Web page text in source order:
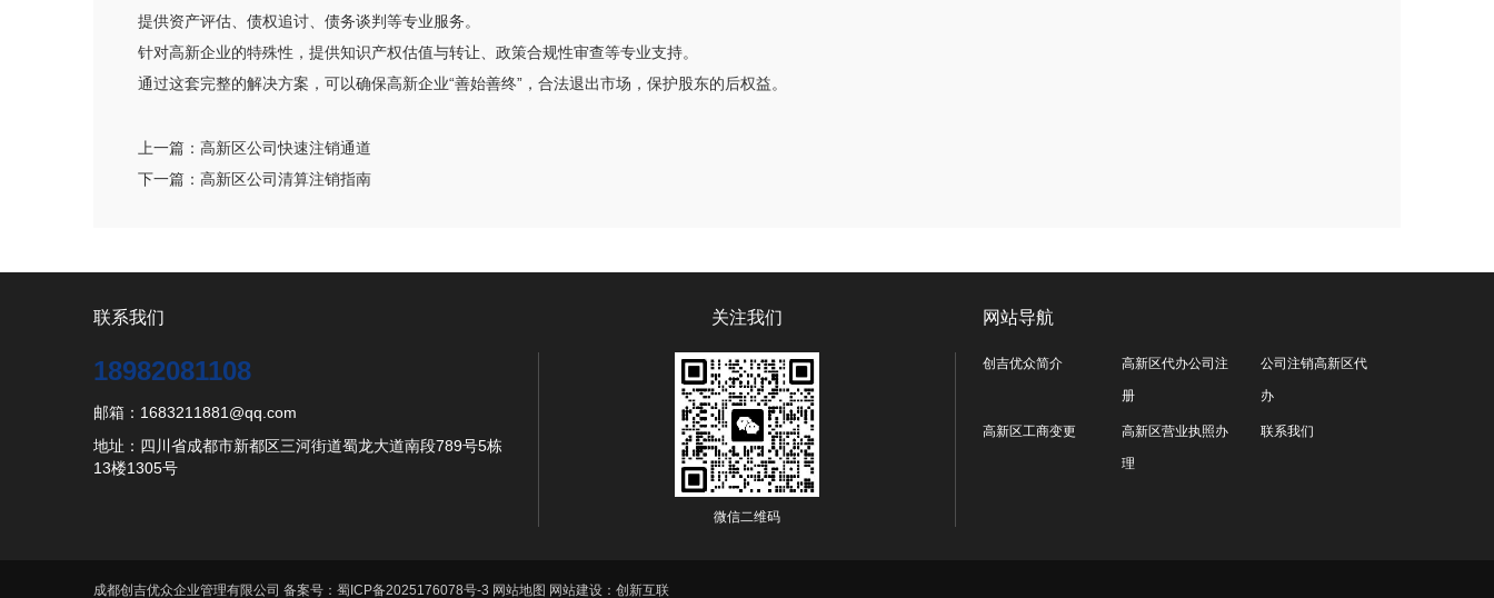
提供资产评估、债权追讨、债务谈判等专业服务。
针对高新企业的特殊性，提供知识产权估值与转让、政策合规性审查等专业支持。
通过这套完整的解决方案，可以确保高新企业“善始善终”，合法退出市场，保护股东的后权益。
上一篇： 高新区公司快速注销通道
下一篇： 高新区公司清算注销指南
联系我们
18982081108
邮箱：1683211881@qq.com
地址：四川省成都市新都区三河街道蜀龙大道南段789号5栋
13楼1305号
关注我们
微信二维码
网站导航
创吉优众简介 高新区代办公司注
册
公司注销高新区代
办
高新区工商变更 高新区营业执照办
理
联系我们
成都创吉优众企业管理有限公司 备案号： 蜀ICP备2025176078号-3 网站地图 网站建设：创新互联